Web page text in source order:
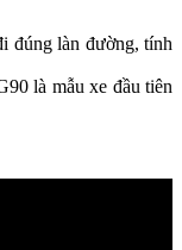
đúng làn đường, tính
là mẫu xe đầu tiên